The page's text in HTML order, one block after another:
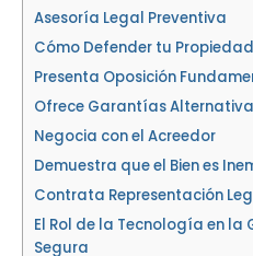
Asesoría Legal Preventiva
Cómo Defender tu
Presenta Oposición
Ofrece Garantías
Negocia con el Acreedor
Demuestra que el Bien es
Contrata Representación
El Rol de la Tecnología en la
Segura